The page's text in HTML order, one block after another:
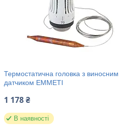
Термостатична головка з виносним
датчиком EMMETI
1 178 ₴
В наявності